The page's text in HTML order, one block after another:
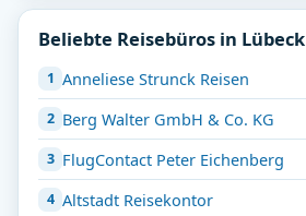
Beliebte Reisebüros in Lübeck
Anneliese Strunck Reisen
Berg Walter GmbH & Co. KG
FlugContact Peter Eichenberg
Altstadt Reisekontor